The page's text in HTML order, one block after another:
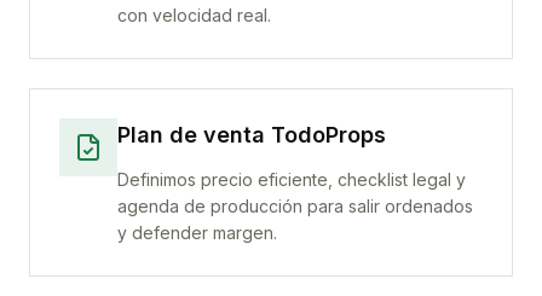
con velocidad real.
Plan de venta TodoProps
Definimos precio eficiente, checklist legal y
agenda de producción para salir ordenados
y defender margen.